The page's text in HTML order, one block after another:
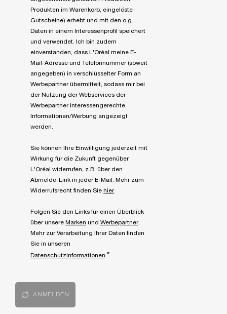
Produkten im Warenkorb, eingelöste
Gutscheine) erhebt und mit den o.g.
Daten in einem Interessenprofil speichert
und verwendet. Ich bin zudem
einverstanden, dass L'Oréal meine E-
Mail-Adresse und Telefonnummer (soweit
angegeben) in verschlüsselter Form an
Werbepartner übermittelt, sodass mir bei
der Nutzung der Webservices der
Werbepartner interessengerechte
Informationen/Werbung angezeigt
werden.
Sie können Ihre Einwilligung jederzeit mit
Wirkung für die Zukunft gegenüber
L'Oréal widerrufen, z.B. über den
Abmelde-Link in jeder E-Mail. Mehr zum
Widerrufsrecht finden Sie hier.
Folgen Sie den Links für einen Überblick
über unsere Marken und Werbepartner.
Mehr zur Verarbeitung Ihrer Daten finden
Sie in unseren
Datenschutzinformationen *
ANMELDEN